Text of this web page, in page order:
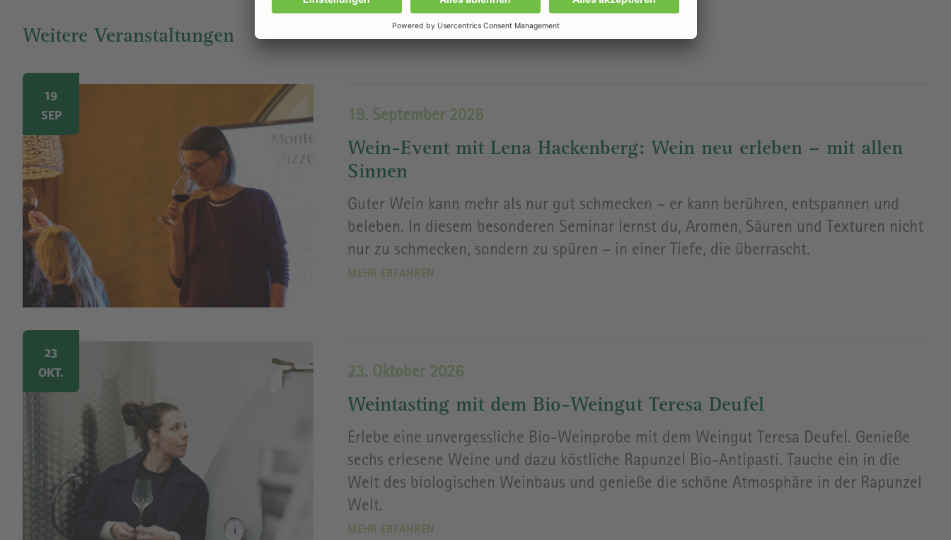
Weitere Veranstaltungen
Image
19. September 2026
Wein-Event mit Lena Hackenberg: Wein neu erleben – mit allen
Sinnen
Guter Wein kann mehr als nur gut schmecken – er kann berühren, entspannen und
beleben. In diesem besonderen Seminar lernst du, Aromen, Säuren und Texturen nicht
nur zu schmecken, sondern zu spüren – in einer Tiefe, die überrascht.
MEHR ERFAHREN
19
SEP
Image
23. Oktober 2026
Weintasting mit dem Bio-Weingut Teresa Deufel
Erlebe eine unvergessliche Bio-Weinprobe mit dem Weingut Teresa Deufel. Genieße
sechs erlesene Weine und dazu köstliche Rapunzel Bio-Antipasti. Tauche ein in die
Welt des biologischen Weinbaus und genieße die schöne Atmosphäre in der Rapunzel
Welt.
MEHR ERFAHREN
23
OKT.